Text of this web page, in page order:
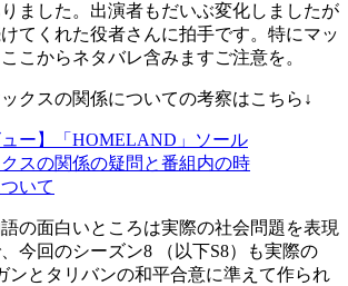
ました。出演者もだいぶ変化しましたが
てくれた役者さんに拍手です。特にマッ
こからネタバレ含みますご注意を。
クスの関係についての考察はこちら↓
ュー】「HOMELAND」ソール
スの関係の疑問と番組内の時
いて
の面白いところは実際の社会問題を表現
今回のシーズン8 （以下S8）も実際の
ンとタリバンの和平合意に準えて作られ